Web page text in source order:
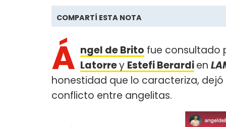
COMPARTÍ ESTA NOTA
Á ngel de Brito fue consultado
Latorrey Estefi Berardien
honestidad que lo caracteriza,
conflicto entre angelitas.